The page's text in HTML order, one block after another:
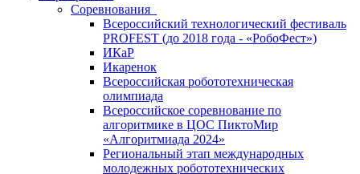
Соревнования
Всероссийский технологический фестиваль
PROFEST (до 2018 года - «РобоФест»)
ИКаР
Икаренок
Всероссийская робототехническая
олимпиада
Всероссийское соревнование по
алгоритмике в ЦОС ПиктоМир
«Алгоритмиада 2024»
Региональный этап международных
молодежных робототехнических